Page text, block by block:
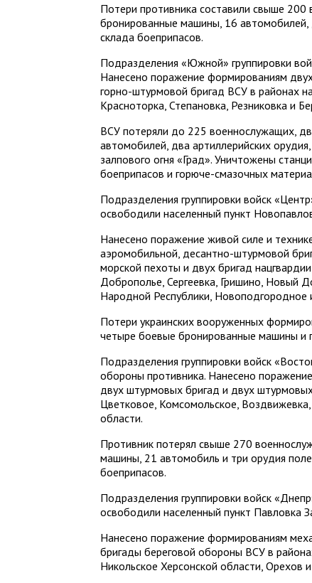
Потери противника составили свыше
бронированные машины, 16 автомобилей,
склада боеприпасов.
Подразделения «Южной» группировки
Нанесено поражение формированиям
горно-штурмовой бригад ВСУ в районах
Красноторка, Степановка, Резниковка и
ВСУ потеряли до 225 военнослужащих,
автомобилей, два артиллерийских
залпового огня «Град». Уничтожены
боеприпасов и горюче-смазочных
Подразделения группировки войск
освободили населенный пункт
Нанесено поражение живой силе и
аэромобильной, десантно-штурмовой
морской пехоты и двух бригад
Доброполье, Сергеевка, Гришино, Новый
Народной Республики,
Потери украинских вооруженных
четыре боевые бронированные машины и
Подразделения группировки войск
обороны противника. Нанесено
двух штурмовых бригад и двух
Цветковое, Комсомольское,
области.
Противник потерял свыше 270
машины, 21 автомобиль и три орудия
боеприпасов.
Подразделения группировки войск
освободили населенный пункт Павловка
Нанесено поражение формированиям
бригады береговой обороны ВСУ в
Никольское Херсонской области, Орехов